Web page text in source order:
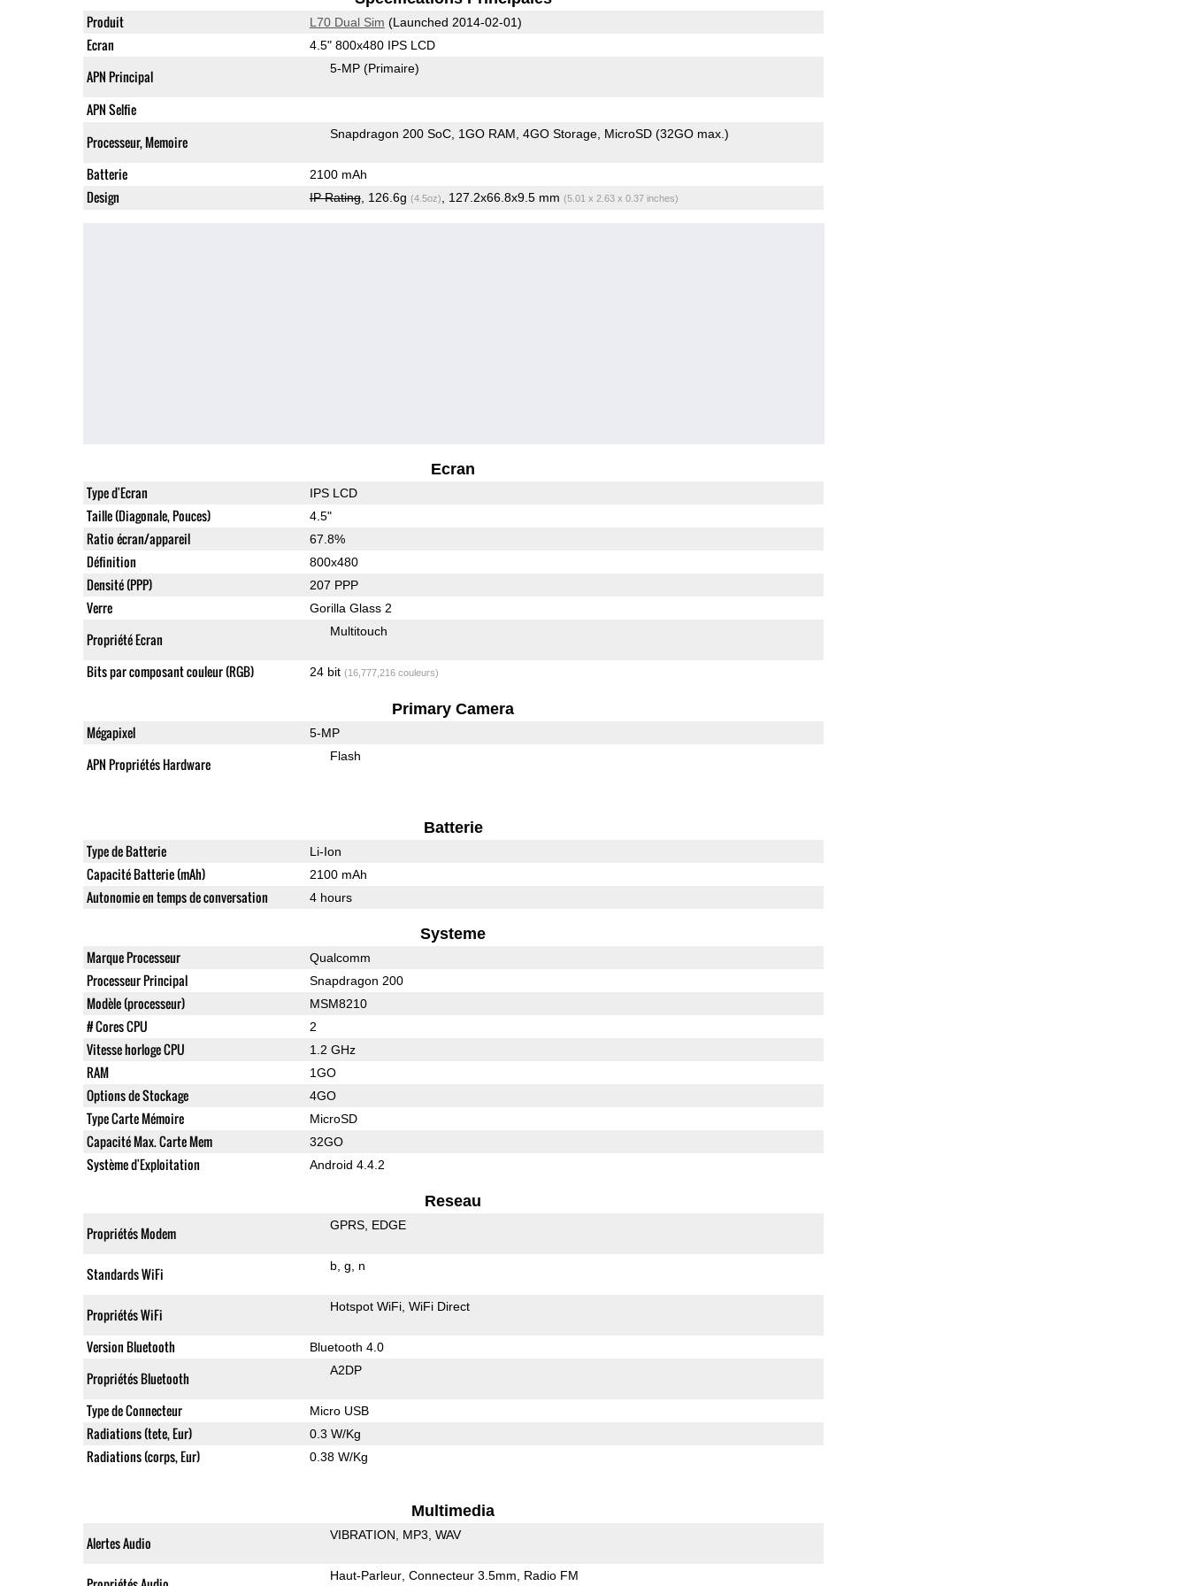
Produit L70 Dual Sim (Launched 2014-02-01)
Ecran 4.5" 800x480 IPS LCD
APN Principal 5-MP (Primaire)
APN Selfie
Processeur, Memoire
Snapdragon 200 SoC 1GO RAM 4GO Storage MicroSD (32GO max.)
Batterie 2100 mAh
Design IP Rating, 126.6g (4.5oz) , 127.2x66.8x9.5 mm (5.01 x 2.63 x 0.37 inches)
Ecran
Type d'Ecran IPS LCD
Taille (Diagonale, Pouces) 4.5"
Ratio écran/appareil 67.8%
Définition 800x480
Densité (PPP) 207 PPP
Verre Gorilla Glass 2
Propriété Ecran Multitouch
Bits par composant couleur (RGB) 24 bit (16,777,216 couleurs)
Primary Camera
Mégapixel 5-MP
APN Propriétés Hardware Flash
Batterie
Type de Batterie Li-Ion
Capacité Batterie (mAh) 2100 mAh
Autonomie en temps de conversation 4 hours
Systeme
Marque Processeur Qualcomm
Processeur Principal Snapdragon 200
Modèle (processeur) MSM8210
# Cores CPU 2
Vitesse horloge CPU 1.2 GHz
RAM 1GO
Options de Stockage 4GO
Type Carte Mémoire MicroSD
Capacité Max. Carte Mem 32GO
Système d'Exploitation Android 4.4.2
Reseau
Propriétés Modem GPRS EDGE
Standards WiFi b g n
Propriétés WiFi Hotspot WiFi WiFi Direct
Version Bluetooth Bluetooth 4.0
Propriétés Bluetooth A2DP
Type de Connecteur Micro USB
Radiations (tete, Eur) 0.3 W/Kg
Radiations (corps, Eur) 0.38 W/Kg
Multimedia
Alertes Audio VIBRATION MP3 WAV
Haut-Parleur Connecteur 3.5mm Radio FM